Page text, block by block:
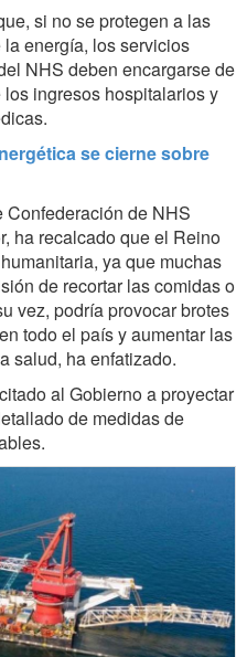
si no se protegen a las
energía, los servicios
NHS deben encargarse de
ingresos hospitalarios y
se cierne sobre
Confederación de NHS
ha recalcado que el Reino
ya que muchas
de recortar las comidas o
vez, podría provocar brotes
todo el país y aumentar las
salud, ha enfatizado.
al Gobierno a proyectar
de medidas de